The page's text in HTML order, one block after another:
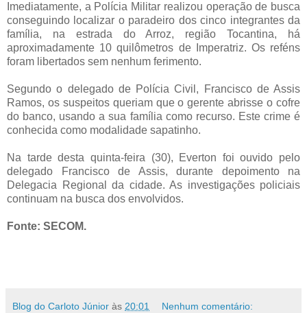
Imediatamente, a Polícia Militar realizou operação de busca
conseguindo localizar o paradeiro dos cinco integrantes da
família, na estrada do Arroz, região Tocantina, há
aproximadamente 10 quilômetros de Imperatriz. Os reféns
foram libertados sem nenhum ferimento.
Segundo o delegado de Polícia Civil, Francisco de Assis
Ramos, os suspeitos queriam que o gerente abrisse o cofre
do banco, usando a sua família como recurso. Este crime é
conhecida como modalidade sapatinho.
Na tarde desta quinta-feira (30), Everton foi ouvido pelo
delegado Francisco de Assis, durante depoimento na
Delegacia Regional da cidade. As investigações policiais
continuam na busca dos envolvidos.
Fonte: SECOM.
Blog do Carloto Júnior às 20:01 Nenhum comentário: